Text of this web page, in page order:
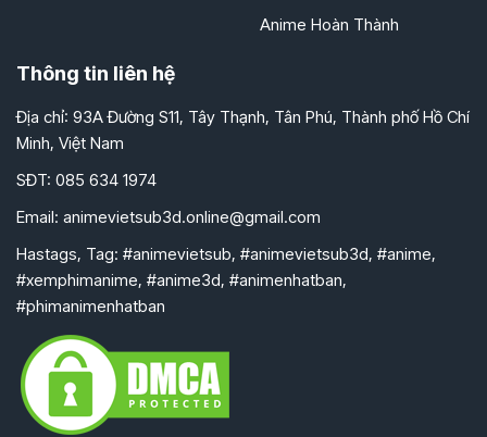
Anime Hoàn Thành
Thông tin liên hệ
Địa chỉ: 93A Đường S11, Tây Thạnh, Tân Phú, Thành phố Hồ Chí
Minh, Việt Nam
SĐT: 085 634 1974
Email: animevietsub3d.online@gmail.com
Hastags, Tag: #animevietsub, #animevietsub3d, #anime,
#xemphimanime, #anime3d, #animenhatban,
#phimanimenhatban